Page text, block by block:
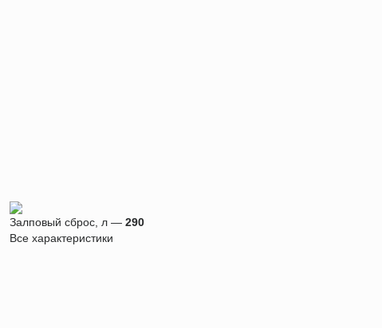
Залповый сброс, л — 290
Все характеристики